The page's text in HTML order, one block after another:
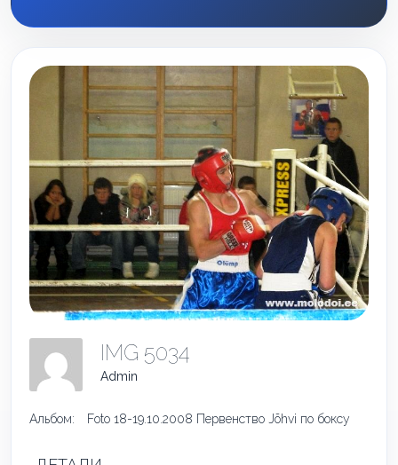
IMG 5034
Admin
Альбом: Foto 18-19.10.2008 Первенство Jõhvi по боксу